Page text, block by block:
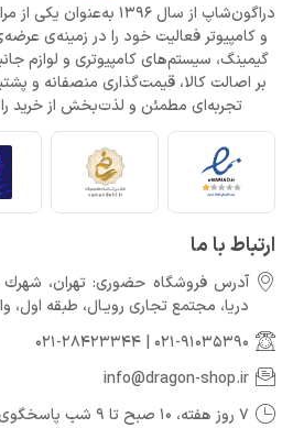
دراگون‌شاپ از سال 1396
و کامپیوتر فعالیت خود را در زمینه‌ی
گیمینگ، سیستم‌های کامپیوتری و لوازم
بر اصالت کالا، قیمت‌گذاری منصفانه و
تجربه‌ای مطمئن و لذت‌بخش از خرید را
ارتباط با ما
آدرس فروشگاه حضوری: تهران، شهرك
دريا، مجتمع تجارى رويـال، طبقه اول، واحد 110 فروشگاه
021-91035390
021-28423344
info@dragon-shop.ir
7 روز هفته، 10 صبح تا 9 شب پاسخگوی شما عزیزان هستیم.